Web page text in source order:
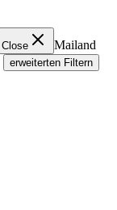
Close
Mailand
erweiterten Filtern